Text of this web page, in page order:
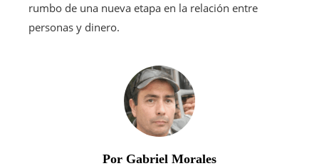
rumbo de una nueva etapa en la relación entre
personas y dinero.
Por Gabriel Morales